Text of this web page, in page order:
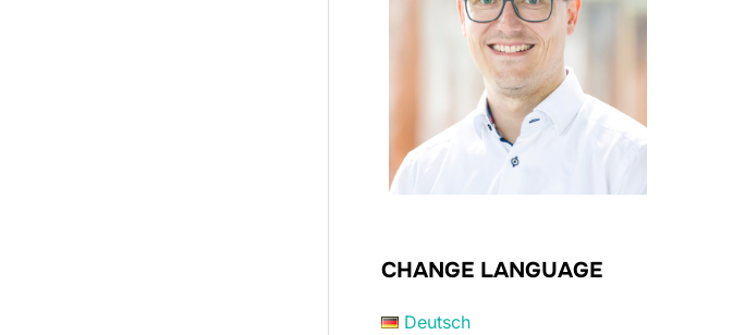
CHANGE LANGUAGE
Deutsch